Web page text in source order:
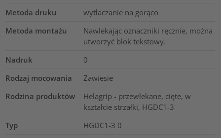
Metoda druku
wytłaczanie na gorąco
Metoda montażu
Nawlekając oznaczniki ręcznie, można
utworzyć blok tekstowy.
Nadruk
0
Rodzaj mocowania
Zawiesie
Rodzina produktów
Helagrip - przewlekane, cięte, w
kształcie strzałki, HGDC1-3
Typ
HGDC1-3 0